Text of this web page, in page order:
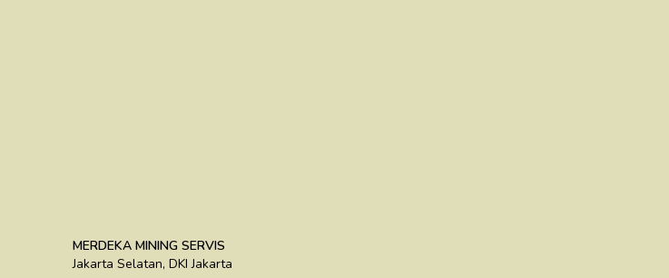
MERDEKA MINING SERVIS
Jakarta Selatan, DKI Jakarta